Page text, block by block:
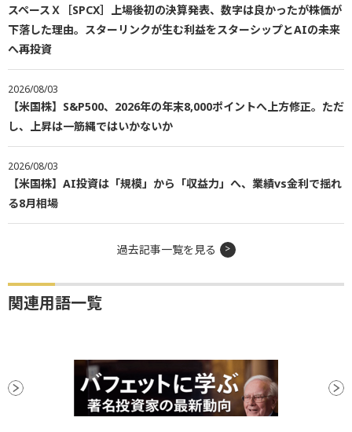
スペースＸ［SPCX］上場後初の決算発表、数字は良かったが株価が
下落した理由。スターリンクが生む利益をスターシップとAIの未来
へ再投資
2026/08/03
【米国株】S&P500、2026年の年末8,000ポイントへ上方修正。ただ
し、上昇は一筋縄ではいかないか
2026/08/03
【米国株】AI投資は「規模」から「収益力」へ、業績vs金利で揺れ
る8月相場
過去記事一覧を見る
関連用語一覧